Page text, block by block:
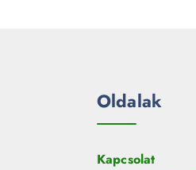
Oldalak
Kapcsolat